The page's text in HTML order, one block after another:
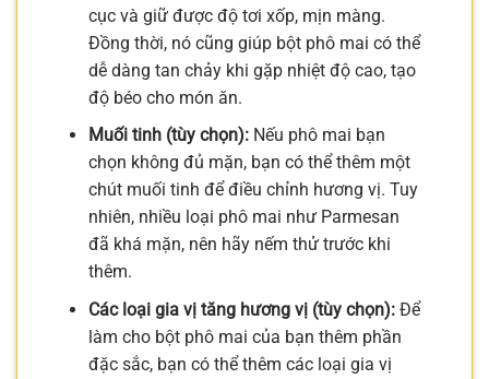
cục và giữ được độ tơi xốp, mịn màng.
Đồng thời, nó cũng giúp bột phô mai có thể
dễ dàng tan chảy khi gặp nhiệt độ cao, tạo
độ béo cho món ăn.
Muối tinh (tùy chọn):Nếu phô mai bạn
chọn không đủ mặn, bạn có thể thêm một
chút muối tinh để điều chỉnh hương vị. Tuy
nhiên, nhiều loại phô mai như Parmesan
đã khá mặn, nên hãy nếm thử trước khi
thêm.
Các loại gia vị tăng hương vị (tùy chọn):Để
làm cho bột phô mai của bạn thêm phần
đặc sắc, bạn có thể thêm các loại gia vị